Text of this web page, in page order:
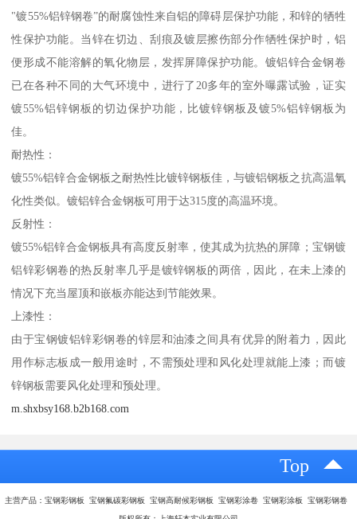
"镀55%铝锌钢卷”的耐腐蚀性来自铝的障碍层保护功能，和锌的牺牲
性保护功能。当锌在切边、刮痕及镀层擦伤部分作牺牲保护时，铝
便形成不能溶解的氧化物层，发挥屏障保护功能。镀铝锌合金钢卷
已在各种不同的大气环境中，进行了20多年的室外曝露试验，证实
镀55%铝锌钢板的切边保护功能，比镀锌钢板及镀5%铝锌钢板为
佳。
耐热性：
镀55%铝锌合金钢板之耐热性比镀锌钢板佳，与镀铝钢板之抗高温氧
化性类似。镀铝锌合金钢板可用于达315度的高温环境。
反射性：
镀55%铝锌合金钢板具有高度反射率，使其成为抗热的屏障；宝钢镀
铝锌彩钢卷的热反射率几乎是镀锌钢板的两倍，因此，在未上漆的
情况下充当屋顶和嵌板亦能达到节能效果。
上漆性：
由于宝钢镀铝锌彩钢卷的锌层和油漆之间具有优异的附着力，因此
用作标志板成一般用途时，不需预处理和风化处理就能上漆；而镀
锌钢板需要风化处理和预处理。
m.shxbsy168.b2b168.com
Top
主营产品：宝钢彩钢板 宝钢氟碳彩钢板 宝钢高耐候彩钢板 宝钢彩涂卷 宝钢彩涂板 宝钢彩钢卷